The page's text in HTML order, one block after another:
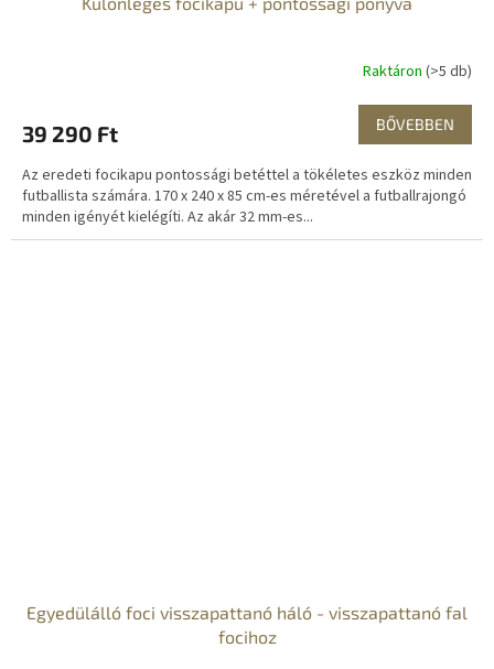
Raktáron (>5 db)
39 290 Ft BŐVEBBEN
Az eredeti focikapu pontossági betéttel a tökéletes eszköz minden
futballista számára. 170 x 240 x 85 cm-es méretével a futballrajongó
minden igényét kielégíti. Az akár 32 mm-es...
Egyedülálló foci visszapattanó háló - visszapattanó fal
focihoz